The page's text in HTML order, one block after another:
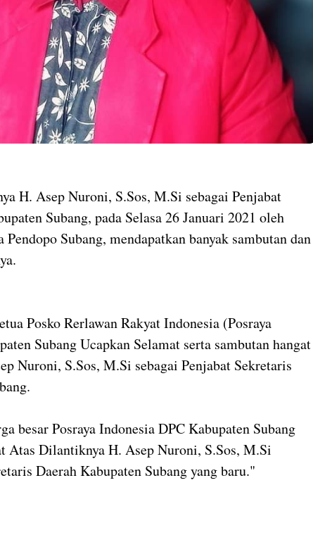
H. Asep Nuroni, S.Sos, M.Si sebagai Penjabat
Subang, pada Selasa 26 Januari 2021 oleh
Subang, mendapatkan banyak sambutan dan
Posko Rerlawan Rakyat Indonesia (Posraya
Subang Ucapkan Selamat serta sambutan hangat
Nuroni, S.Sos, M.Si sebagai Penjabat Sekretaris
besar Posraya Indonesia DPC Kabupaten Subang
Atas Dilantiknya H. Asep Nuroni, S.Sos, M.Si
Daerah Kabupaten Subang yang baru."